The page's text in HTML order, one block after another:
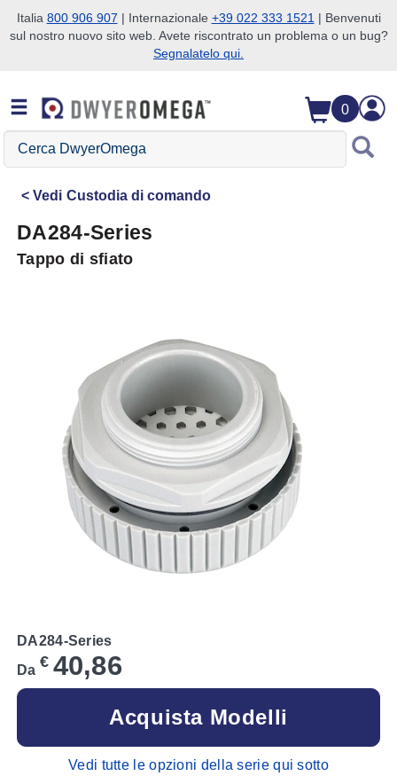
Salta alla ricerca
Salta al contenuto principale
Salta alla navigazione
Italia 800 906 907 | Internazionale +39 022 333 1521 | Benvenuti
sul nostro nuovo sito web. Avete riscontrato un problema o un bug?
Segnalatelo qui.
0
Cerca
DwyerOmega
Vedi Custodia di comando
DA284-Series
Tappo di sfiato
DA284-Series
Da € 40,86
Acquista Modelli
Vedi tutte le opzioni della serie qui sotto